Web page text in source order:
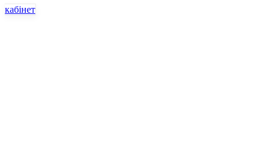
кабінет